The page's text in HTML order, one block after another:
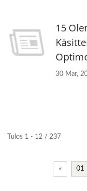
15
30 Mar,
Tulos 1 - 12 / 237
« 01